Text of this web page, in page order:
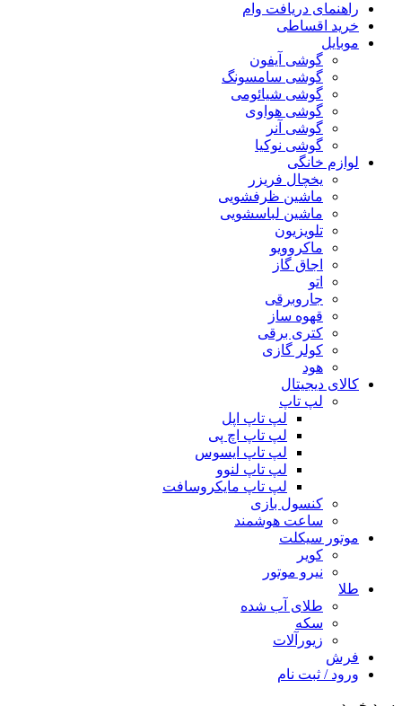
راهنمای دریافت وام
خرید اقساطی
موبایل
گوشی آیفون
گوشی سامسونگ
گوشی شیائومی
گوشی هواوی
گوشی آنر
گوشی نوکیا
لوازم خانگی
یخچال فریزر
ماشین ظرفشویی
ماشین لباسشویی
تلویزیون
ماکروویو
اجاق گاز
اتو
جاروبرقی
قهوه ساز
کتری برقی
کولر گازی
هود
کالای دیجیتال
لپ تاپ
لپ تاپ اپل
لپ تاپ اچ پی
لپ تاپ ایسوس
لپ تاپ لنوو
لپ تاپ مایکروسافت
کنسول بازی
ساعت هوشمند
موتور سیکلت
کویر
نیرو موتور
طلا
طلای آب شده
سکه
زیورآلات
فرش
ورود / ثبت نام